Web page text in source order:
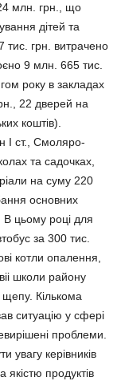
млн. грн., що
дітей та
тис. грн. витрачено
9 млн. 665 тис.
року в закладах
22 дверей на
кош­тів).
І ст., Смоляро-
та садочках,
на суму 220
основних
В цьому році для
за 300 тис.
котли опалення,
школи району
Кількома
ситуацію у сфері
проб­ле­ми.
ке­рівників
якіс­тю продуктів